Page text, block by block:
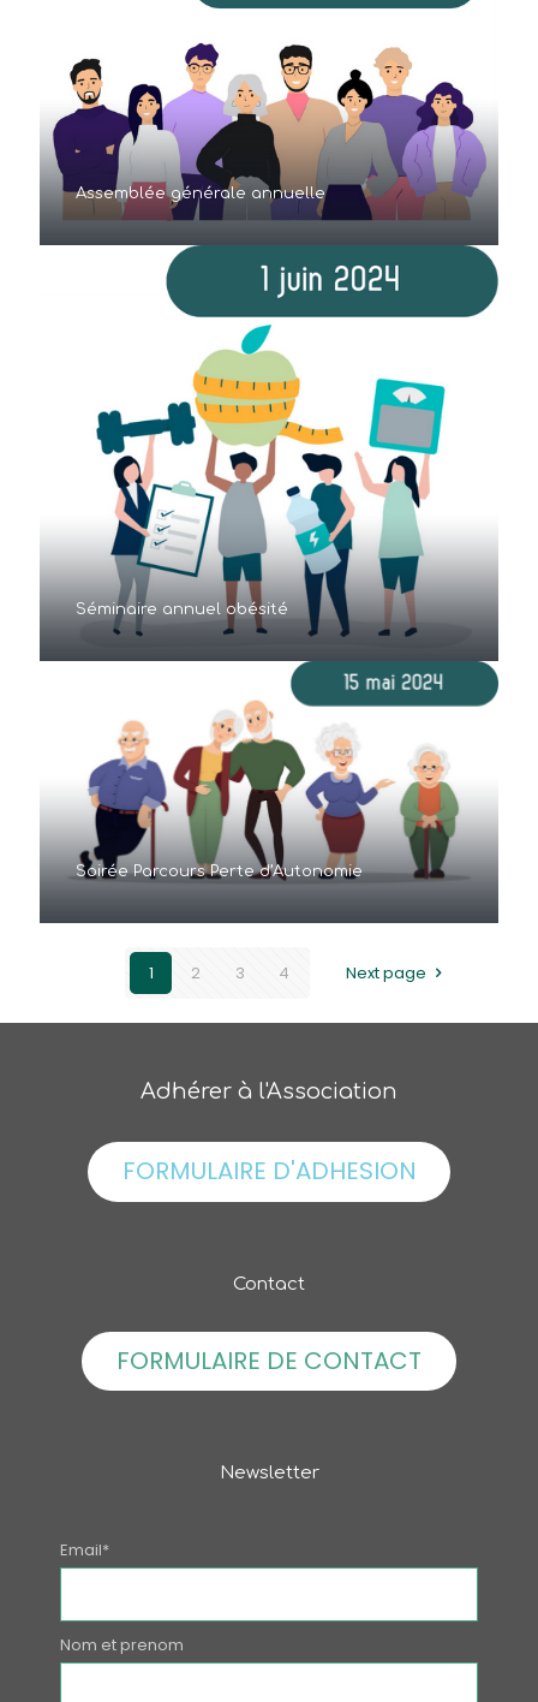
Assemblée générale annuelle
Séminaire annuel obésité
Soirée Parcours Perte d’Autonomie
1 2 3 4 Next page
Adhérer à l'Association
FORMULAIRE D'ADHESION
Contact
FORMULAIRE DE CONTACT
Newsletter
Email*
Nom et prenom